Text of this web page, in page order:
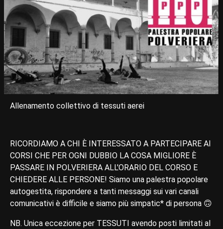
Allenamento collettivo di tessuti aerei
RICORDIAMO A CHI È INTERESSATO A PARTECIPARE AI
CORSI CHE PER OGNI DUBBIO LA COSA MIGLIORE È
PASSARE IN POLVERIERA ALL'ORARIO DEL CORSO E
CHIEDERE ALLE PERSONE! Siamo una palestra popolare
autogestita, rispondere a tanti messaggi sui vari canali
comunicativi è difficile e siamo più simpatic* di persona 🙃
NB. Unica eccezione per TESSUTI avendo posti limitati al